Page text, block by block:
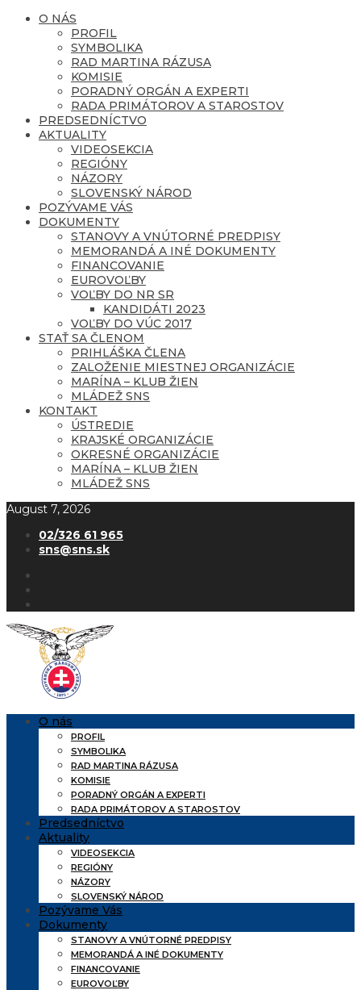
O NÁS
PROFIL
SYMBOLIKA
RAD MARTINA RÁZUSA
KOMISIE
PORADNÝ ORGÁN A EXPERTI
RADA PRIMÁTOROV A STAROSTOV
PREDSEDNÍCTVO
AKTUALITY
VIDEOSEKCIA
REGIÓNY
NÁZORY
SLOVENSKÝ NÁROD
POZÝVAME VÁS
DOKUMENTY
STANOVY A VNÚTORNÉ PREDPISY
MEMORANDÁ A INÉ DOKUMENTY
FINANCOVANIE
EUROVOĽBY
VOĽBY DO NR SR
KANDIDÁTI 2023
VOĽBY DO VÚC 2017
STAŤ SA ČLENOM
PRIHLÁŠKA ČLENA
ZALOŽENIE MIESTNEJ ORGANIZÁCIE
MARÍNA – KLUB ŽIEN
MLÁDEŽ SNS
KONTAKT
ÚSTREDIE
KRAJSKÉ ORGANIZÁCIE
OKRESNÉ ORGANIZÁCIE
MARÍNA – KLUB ŽIEN
MLÁDEŽ SNS
August 7, 2026
02/326 61 965
sns@sns.sk
O nás
PROFIL
SYMBOLIKA
RAD MARTINA RÁZUSA
KOMISIE
PORADNÝ ORGÁN A EXPERTI
RADA PRIMÁTOROV A STAROSTOV
Predsedníctvo
Aktuality
VIDEOSEKCIA
REGIÓNY
NÁZORY
SLOVENSKÝ NÁROD
Pozývame Vás
Dokumenty
STANOVY A VNÚTORNÉ PREDPISY
MEMORANDÁ A INÉ DOKUMENTY
FINANCOVANIE
EUROVOĽBY